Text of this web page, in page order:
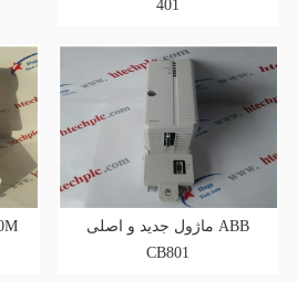
401
ماژول جدید و اصلی ABB
CB801